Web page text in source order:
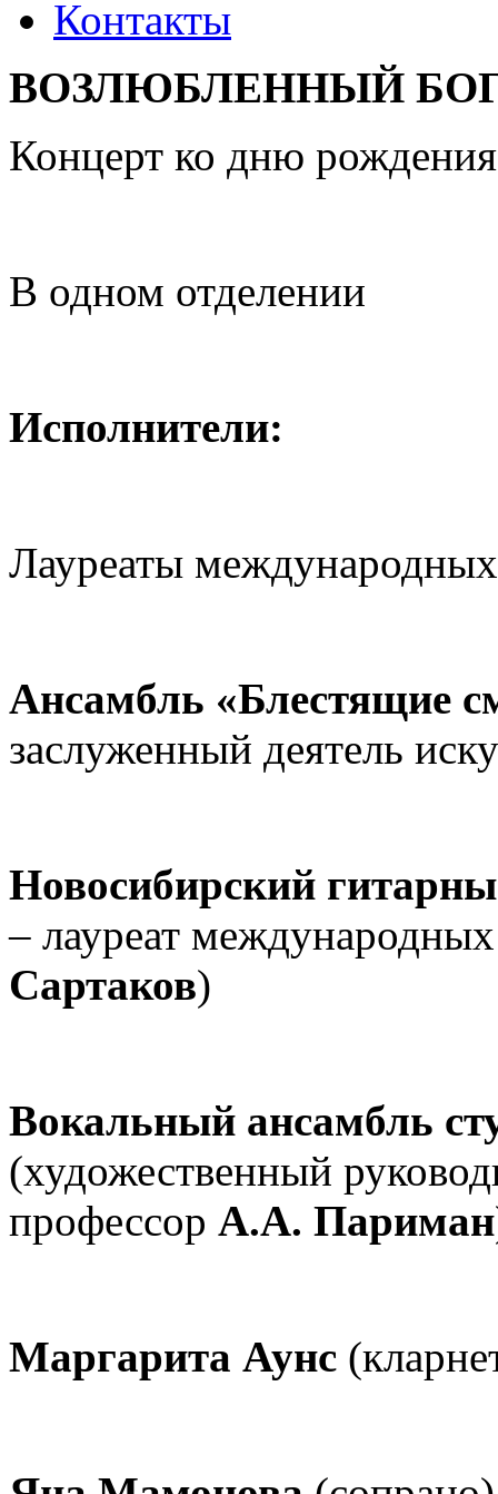
Контакты
ВОЗЛЮБЛЕННЫЙ
Концерт ко дню
В одном отделении
Исполнители:
Лауреаты
Ансамбль «Блестящие
заслуженный деятель
Новосибирский
– лауреат
Сартаков)
Вокальный ансамбль
(художественный
профессор А.А. Париман
Маргарита Аунс